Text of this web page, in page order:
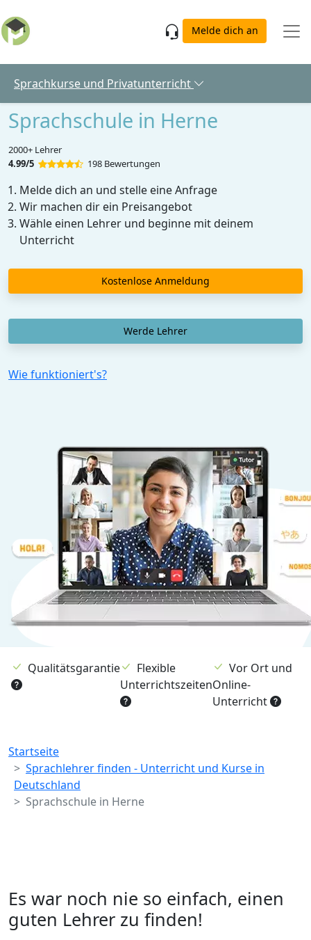
Melde dich an
Sprachkurse und Privatunterricht
Sprachschule in Herne
2000+ Lehrer
4.99/5
198 Bewertungen
Melde dich an und stelle eine Anfrage
Wir machen dir ein Preisangebot
Wähle einen Lehrer und beginne mit deinem
Unterricht
Kostenlose Anmeldung
Werde Lehrer
Wie funktioniert's?
Qualitätsgarantie
Flexible
Unterrichtszeiten
Vor Ort und
Online-
Unterricht
Breadcrumb
Startseite
Sprachlehrer finden - Unterricht und Kurse in
Deutschland
Sprachschule in Herne
Es war noch nie so einfach, einen
guten Lehrer zu finden!